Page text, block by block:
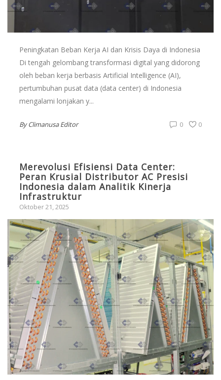
Peningkatan Beban Kerja AI dan Krisis Daya di Indonesia
Di tengah gelombang transformasi digital yang didorong
oleh beban kerja berbasis Artificial Intelligence (AI),
pertumbuhan pusat data (data center) di Indonesia
mengalami lonjakan y...
ByClimanusa Editor 0
0
Merevolusi Efisiensi Data Center:
Peran Krusial Distributor AC Presisi
Indonesia dalam Analitik Kinerja
Infrastruktur
Oktober 21, 2025